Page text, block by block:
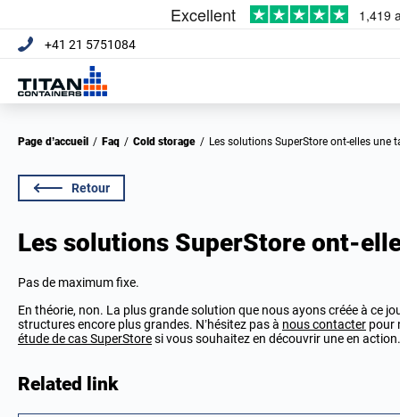
+41 21 5751084
Page d’accueil / Faq / Cold storage / Les solutions SuperStore ont-elles une
Retour
Les solutions SuperStore ont-
Pas de maximum fixe.
En théorie, non. La plus grande solution que nous ayons créée à ce
structures encore plus grandes. N’hésitez pas à nous contacter pour
étude de cas SuperStoresi vous souhaitez en découvrir une en action.
Related link